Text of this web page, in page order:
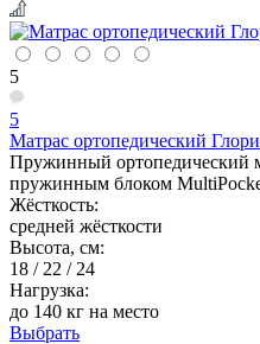
5
5
Матрас ортопедический
Пружинный ортопедический
пружинным блоком
Жёсткость:
средней жёсткости
Высота, см:
18 / 22 / 24
Нагрузка:
до 140 кг на место
Выбрать